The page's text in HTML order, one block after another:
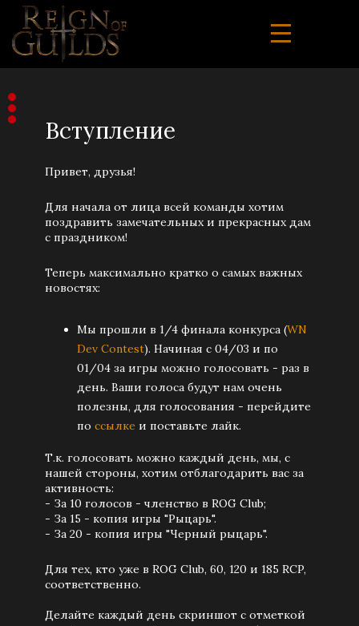
Вступление
Привет, друзья!
Для начала от лица всей команды хотим
поздравить замечательных и прекрасных дам
с праздником!
Теперь максимально кратко о самых важных
новостях:
Мы прошли в 1/4 финала конкурса (WN
Dev Contest). Начиная с 04/03 и по
01/04 за игры можно голосовать - раз в
день. Ваши голоса будут нам очень
полезны, для голосования - перейдите
по ссылке и поставьте лайк.
Т.к. голосовать можно каждый день, мы, с
нашей стороны, хотим отблагодарить вас за
активность:
- За 10 голосов - членство в ROG Club;
- За 15 - копия игры "Рыцарь".
- За 20 - копия игры "Черный рыцарь".
Для тех, кто уже в ROG Club, 60, 120 и 185 RCP,
соответственно.
Делайте каждый день скриншот с отметкой